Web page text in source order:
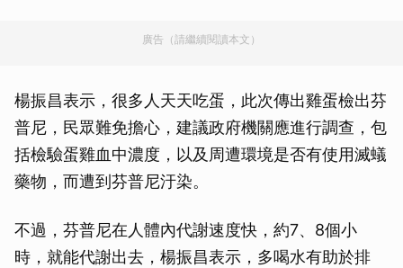
廣告（請繼續閱讀本文）
楊振昌表示，很多人天天吃蛋，此次傳出雞蛋檢出芬
普尼，民眾難免擔心，建議政府機關應進行調查，包
括檢驗蛋雞血中濃度，以及周遭環境是否有使用滅蟻
藥物，而遭到芬普尼汙染。
不過，芬普尼在人體內代謝速度快，約7、8個小
時，就能代謝出去，楊振昌表示，多喝水有助於排